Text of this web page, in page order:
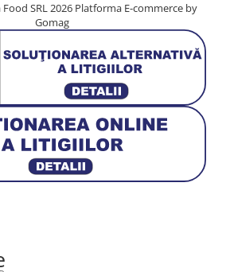
SRL 2026 Platforma E-commerce by
Gomag